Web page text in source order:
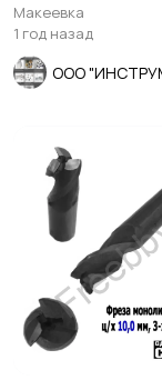
Макеевка
1 год назад